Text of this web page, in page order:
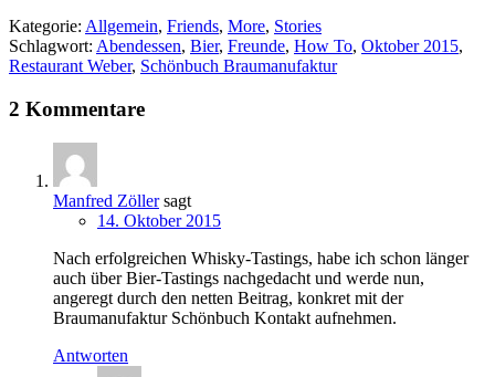
Kategorie: Allgemein, Friends, More, Stories
Schlagwort: Abendessen, Bier, Freunde, How To, Oktober 2015,
Restaurant Weber, Schönbuch Braumanufaktur
2 Kommentare
Manfred Zöller sagt
14. Oktober 2015
Nach erfolgreichen Whisky-Tastings, habe ich schon länger
auch über Bier-Tastings nachgedacht und werde nun,
angeregt durch den netten Beitrag, konkret mit der
Braumanufaktur Schönbuch Kontakt aufnehmen.
Antworten